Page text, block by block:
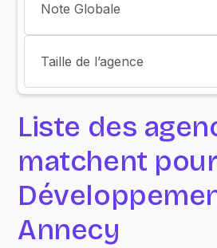
Note Globale
Taille de l’agence
Liste des
matchent
Annecy